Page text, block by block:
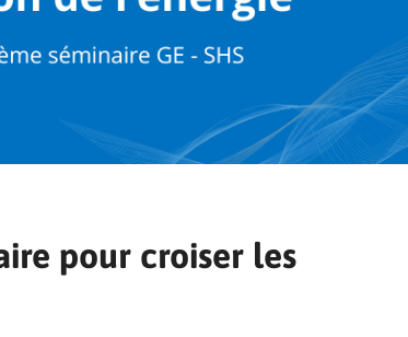
pour croiser les